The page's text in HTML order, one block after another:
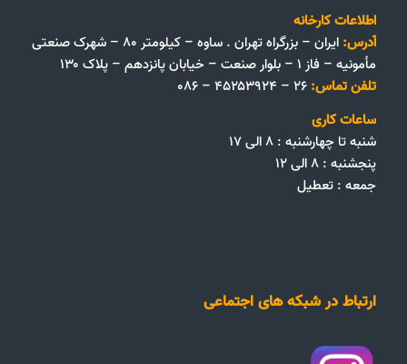
اطلاعات کارخانه
آدرس:
ایران – بزرگراه تهران . ساوه – کیلومتر ۸۰ – شهرک صنعتی
مأمونیه – فاز ۱ – بلوار صنعت – خیابان پانزدهم – پلاک ۱۳۰
تلفن تماس:
ساعات کاری
شنبه تا چهارشنبه : ۸ الی ۱۷
پنجشنبه : ۸ الی ۱۲
جمعه‌ :‌ تعطیل
ارتباط در شبکه های اجتماعی